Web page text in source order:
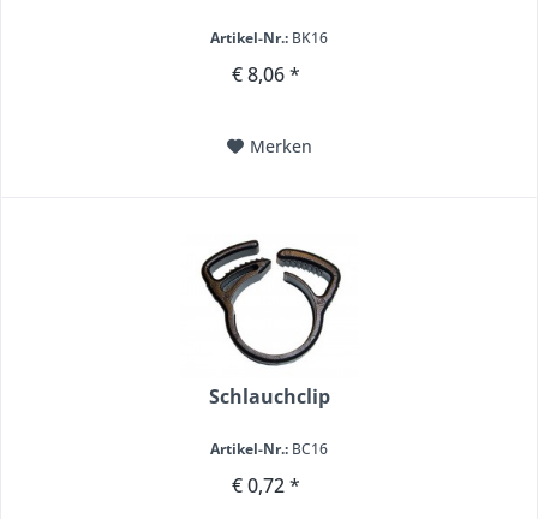
Artikel-Nr.: BK16
€ 8,06 *
Merken
Schlauchclip
Artikel-Nr.: BC16
€ 0,72 *